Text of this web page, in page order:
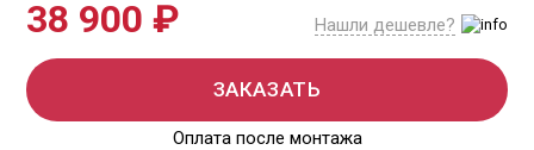
38 900 ₽ Нашли дешевле?
ЗАКАЗАТЬ
Оплата после монтажа